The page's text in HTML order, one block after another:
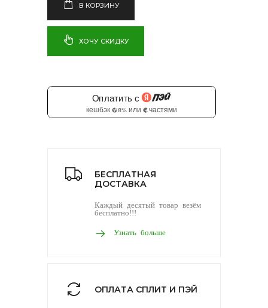
В КОРЗИНУ
ХОЧУ СКИДКУ
БЕСПЛАТНАЯ
ДОСТАВКА
Каждый десятый товар везём
бесплатно!!!
Узнать больше
ОПЛАТА СПЛИТ И ПЭЙ